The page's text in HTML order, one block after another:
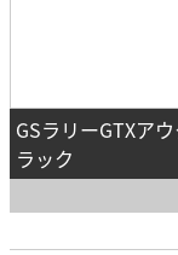
GSラリーGTXア
ラック